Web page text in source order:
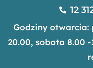
 12
Godziny otwarcia:
20.00, sobota 8.00